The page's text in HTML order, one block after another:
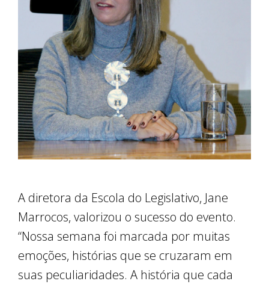
A diretora da Escola do Legislativo, Jane
Marrocos, valorizou o sucesso do evento.
“Nossa semana foi marcada por muitas
emoções, histórias que se cruzaram em
suas peculiaridades. A história que cada